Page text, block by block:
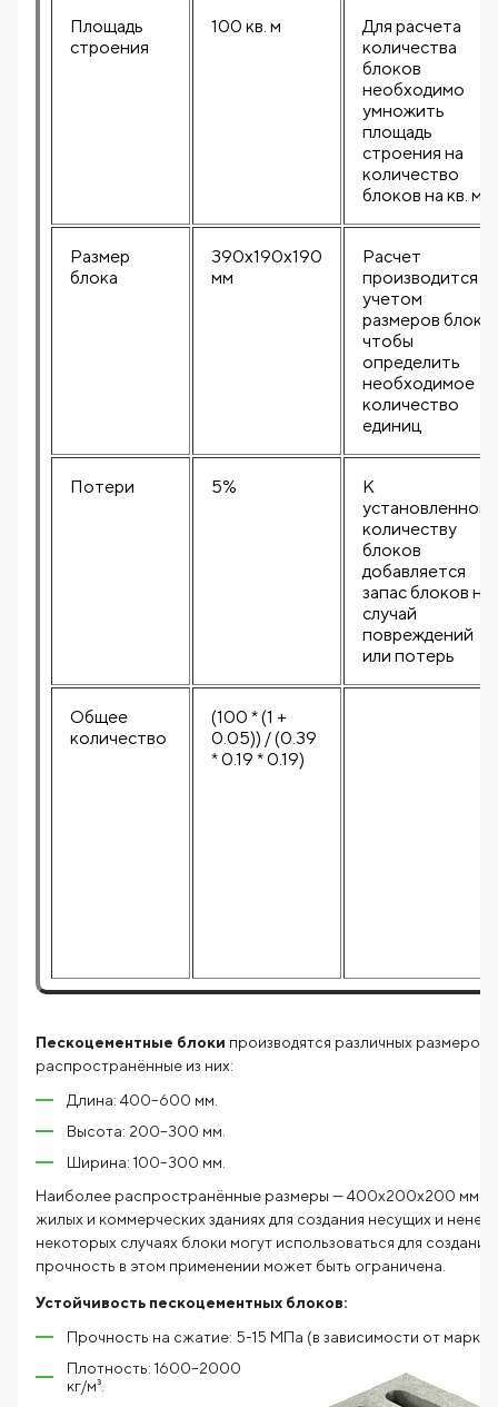
Площадь
строения
100 кв. м
Для расчета
количества
блоков
необходимо
умножить
площадь
строения на
количество
блоков на кв. м
Размер
блока
390x190x190
мм
Расчет
производится с
учетом
размеров блока,
чтобы
определить
необходимое
количество
единиц
Потери 5%
К
установленному
количеству
блоков
добавляется
запас блоков на
случай
повреждений
или потерь
Общее
количество
(100 * (1 +
0.05)) / (0.39
* 0.19 * 0.19)
Пескоцементные блоки производятся различных
распространённые из них:
Длина: 400–600 мм.
Высота: 200–300 мм.
Ширина: 100–300 мм.
Наиболее распространённые размеры — 400x200x200 мм.
жилых и коммерческих зданиях для создания несущих и
некоторых случаях блоки могут использоваться для
прочность в этом применении может быть ограничена.
Устойчивость пескоцементных блоков:
Прочность на сжатие: 5-15 МПа (в зависимости от марки
Плотность: 1600–2000
кг/м³.